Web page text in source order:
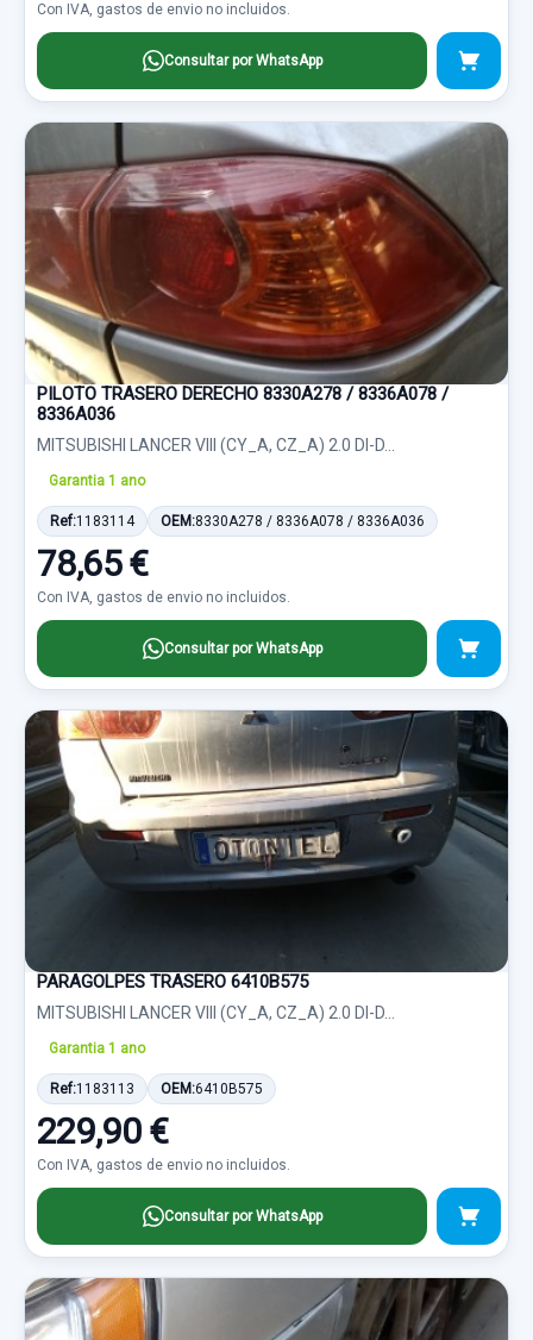
Con IVA, gastos de envio no incluidos.
Consultar por WhatsApp
PILOTO TRASERO DERECHO 8330A278 / 8336A078 /
8336A036
MITSUBISHI LANCER VIII (CY_A, CZ_A) 2.0 DI-D...
Garantia 1 ano
Ref:1183114 OEM:8330A278 / 8336A078 / 8336A036
78,65 €
Con IVA, gastos de envio no incluidos.
Consultar por WhatsApp
PARAGOLPES TRASERO 6410B575
MITSUBISHI LANCER VIII (CY_A, CZ_A) 2.0 DI-D...
Garantia 1 ano
Ref:1183113 OEM:6410B575
229,90 €
Con IVA, gastos de envio no incluidos.
Consultar por WhatsApp